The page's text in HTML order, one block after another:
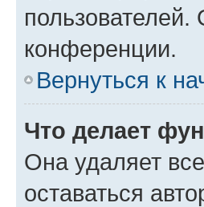
конференции.
Вернуться к
Что делает
Она удаляет
оставаться